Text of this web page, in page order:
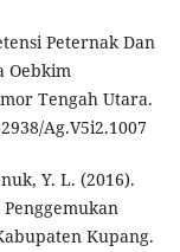
Peternak Dan
Oebkim
Tengah Utara.
Ag.V5i2.1007
Y. L. (2016).
Kupang.